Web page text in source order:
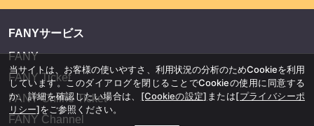
FANYサービス
FANY
FANY Ticket
FANY Online Ticket
FANY Channel
当サイトは、お客様の使いやすさ、利用状況の分析のためCookieを利用
しています。このダイアログを閉じることでCookieの使用に同意する
か、詳細を確認したい場合は、 [Cookieの設定] または[プライバシーポ
リシー]をご参照ください。